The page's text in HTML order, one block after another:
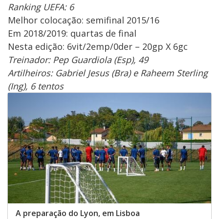
Ranking UEFA: 6
Melhor colocação: semifinal 2015/16
Em 2018/2019: quartas de final
Nesta edição: 6vit/2emp/0der – 20gp X 6gc
Treinador: Pep Guardiola (Esp), 49
Artilheiros: Gabriel Jesus (Bra) e Raheem Sterling
(Ing), 6 tentos
A preparação do Lyon, em Lisboa